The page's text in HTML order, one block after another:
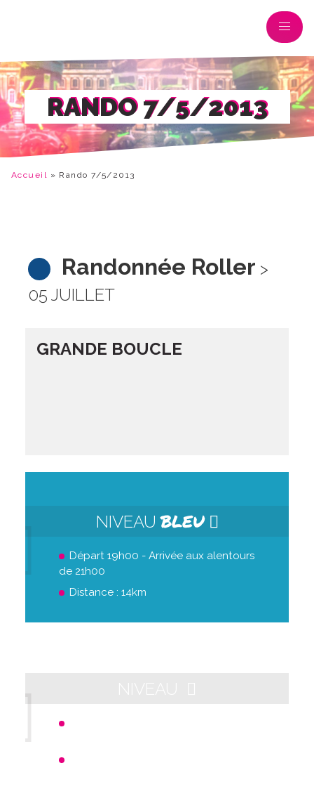
RANDO 7/5/2013
Accueil » Rando 7/5/2013
Randonnée Roller >
05 JUILLET
GRANDE BOUCLE
NIVEAUBLEU
Départ 19h00 - Arrivée aux alentours
de 21h00
Distance : 14km